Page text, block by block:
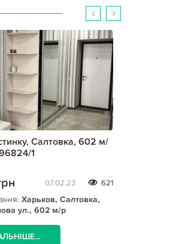
Салтовка, 602 м/
1
07.02.23 621
Харьков, Салтовка,
ул., 602 м/р